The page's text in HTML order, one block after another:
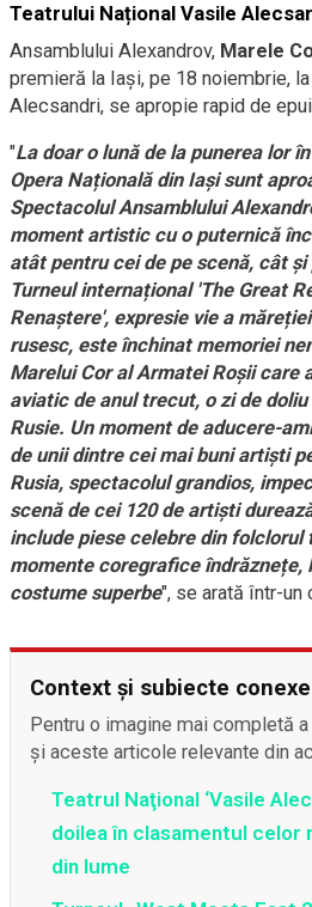
Teatrului Național Vasile
Ansamblului Alexandrov, Marele
premieră la Iași, pe 18 noiembrie,
Alecsandri, se apropie rapid de
"La doar o lună de la punerea lor
Opera Națională din Iași sunt
Spectacolul Ansamblului
moment artistic cu o puternică
atât pentru cei de pe scenă, cât
Turneul internațional 'The Great
Renaștere', expresie vie a
rusesc, este închinat memoriei
Marelui Cor al Armatei Roșii care
aviatic de anul trecut, o zi de
Rusie. Un moment de aducere-
de unii dintre cei mai buni artiști
Rusia, spectacolul grandios,
scenă de cei 120 de artiști
include piese celebre din folclorul
momente coregrafice îndrăznețe,
costume superbe", se arată într-un
Context și subiecte conexe
Pentru o imagine mai completă
și aceste articole relevante din
Teatrul Naţional ‘Vasile
doilea în clasamentul
din lume